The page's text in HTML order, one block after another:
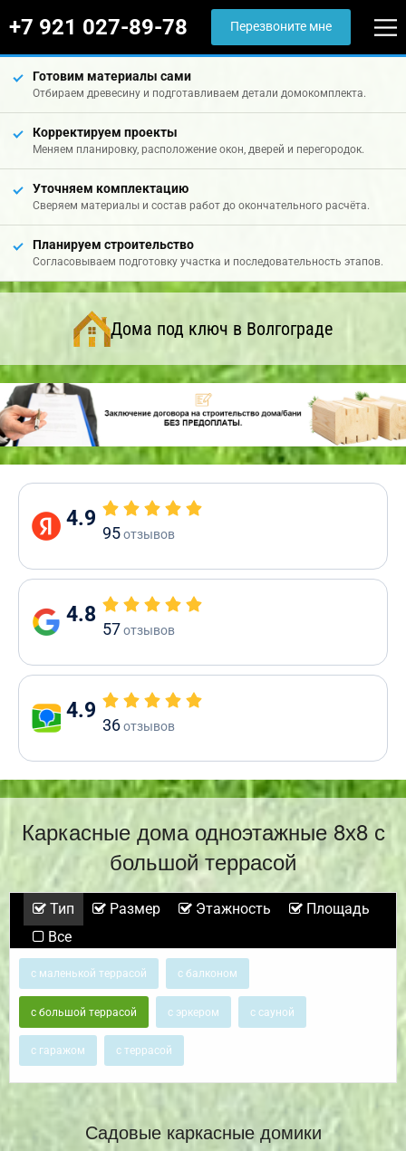
+7 921 027-89-78 Перезвоните мне
Готовим материалы сами
Отбираем древесину и подготавливаем детали домокомплекта.
Корректируем проекты
Меняем планировку, расположение окон, дверей и перегородок.
Уточняем комплектацию
Сверяем материалы и состав работ до окончательного расчёта.
Планируем строительство
Согласовываем подготовку участка и последовательность этапов.
Дома под ключ в Волгограде
4.9
95отзывов
4.8
57отзывов
4.9
36отзывов
Каркасные дома одноэтажные 8х8 с
большой террасой
Тип Размер Этажность
Площадь
Все
с маленькой террасой с балконом
с большой террасой с эркером с сауной
с гаражом с террасой
Садовые каркасные домики